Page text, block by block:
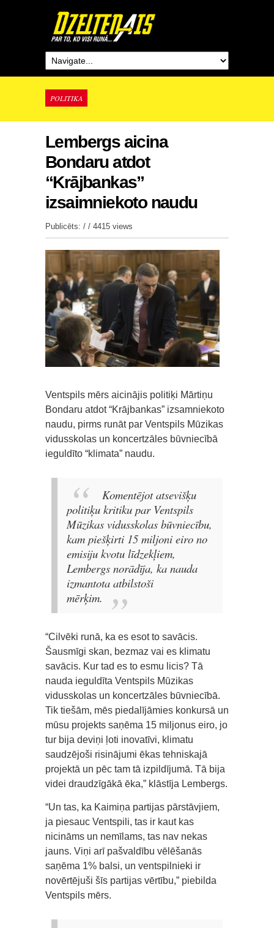
POLITIKA
Lembergs aicina
Bondaru atdot
“Krājbankas”
izsaimniekoto naudu
Publicēts: / / 4415 views
Ventspils mērs aicinājis politiķi Mārtiņu
Bondaru atdot “Krājbankas” izsamniekoto
naudu, pirms runāt par Ventspils Mūzikas
vidusskolas un koncertzāles būvniecībā
ieguldīto “klimata” naudu.
Komentējot atsevišķu
politiķu kritiku par Ventspils
Mūzikas vidusskolas būvniecību,
kam piešķirti 15 miljoni eiro no
emisiju kvotu līdzekļiem,
Lembergs norādīja, ka nauda
izmantota atbilstoši
mērķim.
“Cilvēki runā, ka es esot to savācis.
Šausmīgi skan, bezmaz vai es klimatu
savācis. Kur tad es to esmu licis? Tā
nauda ieguldīta Ventspils Mūzikas
vidusskolas un koncertzāles būvniecībā.
Tik tiešām, mēs piedalījāmies konkursā un
mūsu projekts saņēma 15 miljonus eiro, jo
tur bija deviņi ļoti inovatīvi, klimatu
saudzējoši risinājumi ēkas tehniskajā
projektā un pēc tam tā izpildījumā. Tā bija
videi draudzīgākā ēka,” klāstīja Lembergs.
“Un tas, ka Kaimiņa partijas pārstāvjiem,
ja piesauc Ventspili, tas ir kaut kas
nicināms un nemīlams, tas nav nekas
jauns. Viņi arī pašvaldību vēlēšanās
saņēma 1% balsi, un ventspilnieki ir
novērtējuši šīs partijas vērtību,” piebilda
Ventspils mērs.